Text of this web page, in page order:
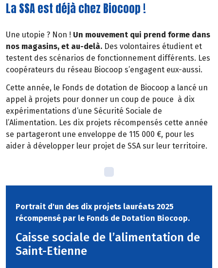
La SSA est déjà chez Biocoop !
Une utopie ? Non ! Un mouvement qui prend forme dans
nos magasins, et au-delà. Des volontaires étudient et
testent des scénarios de fonctionnement différents. Les
coopérateurs du réseau Biocoop s’engagent eux-aussi.
Cette année, le Fonds de dotation de Biocoop a lancé un
appel à projets pour donner un coup de pouce à dix
expérimentations d’une Sécurité Sociale de
l’Alimentation. Les dix projets récompensés cette année
se partageront une enveloppe de 115 000 €, pour les
aider à développer leur projet de SSA sur leur territoire.
Portrait d'un des dix projets lauréats 2025
récompensé par le Fonds de Dotation Biocoop.
Caisse sociale de l’alimentation de
Saint-Etienne